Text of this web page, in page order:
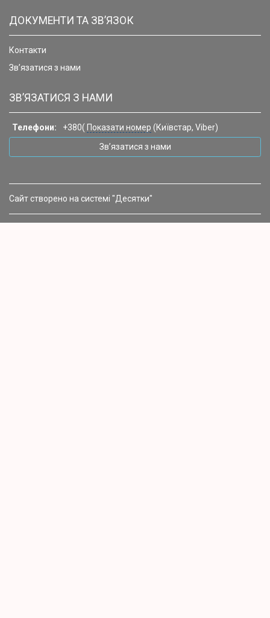
ДОКУМЕНТИ ТА ЗВ’ЯЗОК
Контакти
Зв’язатися з нами
ЗВ’ЯЗАТИСЯ З НАМИ
Телефони: +380( Показати номер (Київстар, Viber)
Зв’язатися з нами
Сайт створено на системі "Десятки"